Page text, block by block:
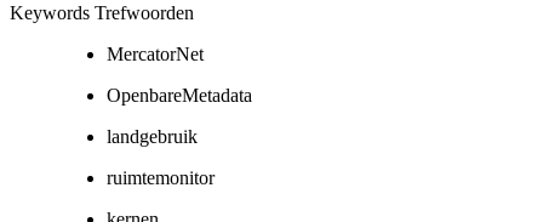
Keywords Trefwoorden
MercatorNet
OpenbareMetadata
landgebruik
ruimtemonitor